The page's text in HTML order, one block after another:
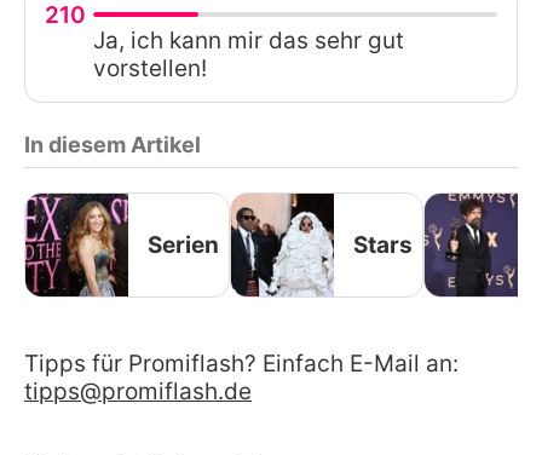
210
Ja, ich kann mir das sehr gut
vorstellen!
In diesem Artikel
Serien Stars
Tipps für Promiflash? Einfach E-Mail an:
tipps@promiflash.de